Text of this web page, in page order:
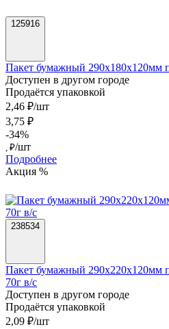
125916
Пакет бумажный 290х180х120мм
Доступен в другом городе
Продаётся упаковкой
2,46 ₽/шт
3,75 ₽
-34%
, ₽/шт
Подробнее
Акция %
238534
Пакет бумажный 290х220х120мм
70г в/с
Доступен в другом городе
Продаётся упаковкой
2,09 ₽/шт